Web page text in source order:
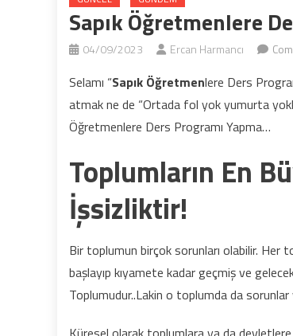
Sapık Öğretmenlere
04/09/2023 Ercan Harmancı
Selamı “Sapık Öğretmenlere Ders
atmak ne de “Ortada fol yok yumurta
Öğretmenlere Ders Programı Yapma…
Toplumların En
İşsizliktir!
Bir toplumun birçok sorunları olabilir.
başlayıp kıyamete kadar geçmiş ve
Toplumudur..Lakin o toplumda da sorunlar